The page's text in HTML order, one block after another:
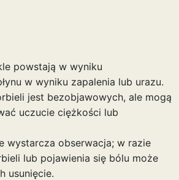
powstają w wyniku
w wyniku zapalenia lub urazu.
jest bezobjawowych, ale mogą
uczucie ciężkości lub
wystarcza obserwacja; w razie
lub pojawienia się bólu może
usunięcie.